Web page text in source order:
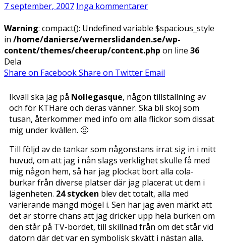
7 september, 2007 Inga kommentarer
Warning: compact(): Undefined variable $spacious_style
in /home/danierse/wernerslidanden.se/wp-
content/themes/cheerup/content.php on line 36
Dela
Share on FacebookShare on Twitter Email
Ikväll ska jag på Nollegasque, någon tillställning av
och för KTHare och deras vänner. Ska bli skoj som
tusan, återkommer med info om alla flickor som dissat
mig under kvällen. 🙂
Till följd av de tankar som någonstans irrat sig in i mitt
huvud, om att jag i nån slags verklighet skulle få med
mig någon hem, så har jag plockat bort alla cola-
burkar från diverse platser där jag placerat ut dem i
lägenheten. 24 stycken blev det totalt, alla med
varierande mängd mögel i. Sen har jag även märkt att
det är större chans att jag dricker upp hela burken om
den står på TV-bordet, till skillnad från om det står vid
datorn där det var en symbolisk skvätt i nästan alla.